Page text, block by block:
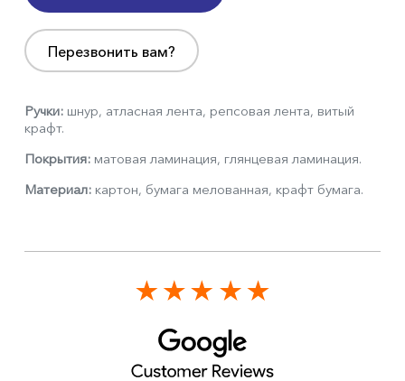
Перезвонить вам?
Ручки:шнур, атласная лента, репсовая лента, витый
крафт.
Покрытия: матовая ламинация, глянцевая ламинация.
Материал:картон, бумага мелованная, крафт бумага.